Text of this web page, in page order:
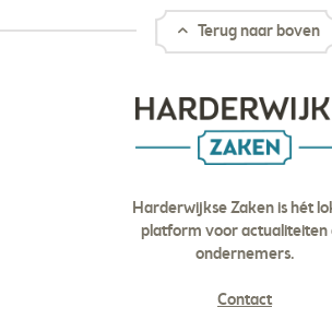
Terug naar boven
Harderwijkse Zaken is hét
platform voor actualiteiten
ondernemers.
Contact